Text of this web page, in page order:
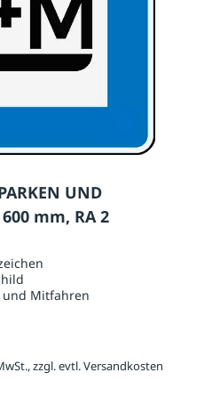
UND
mm, RA 2
und Mitfahren
zzgl. evtl. Versandkosten